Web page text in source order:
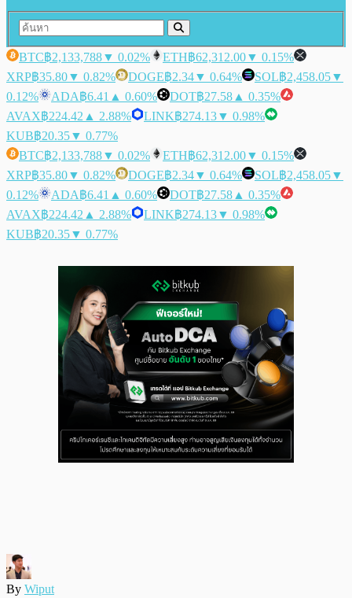
BTC฿2,133,788▼ 0.02% ETH฿62,312.00▼ 0.15%
XRP฿35.80▼ 0.82% DOGE฿2.34▼ 0.64% SOL฿2,458.05▼
0.12%
ADA฿6.41 ▲ 0.60% DOT฿27.58 ▲ 0.35%
AVAX฿224.42 ▲ 2.88% LINK฿274.13▼ 0.98%
KUB฿20.35▼ 0.77%
BTC฿2,133,788▼ 0.02% ETH฿62,312.00▼ 0.15%
XRP฿35.80▼ 0.82% DOGE฿2.34▼ 0.64% SOL฿2,458.05▼
0.12%
ADA฿6.41 ▲ 0.60% DOT฿27.58 ▲ 0.35%
AVAX฿224.42 ▲ 2.88% LINK฿274.13▼ 0.98%
KUB฿20.35▼ 0.77%
By Wiput